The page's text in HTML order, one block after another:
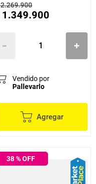
2.269.900
1.349.900
Vendido por
Pallevarlo
Agregar
38% OFF